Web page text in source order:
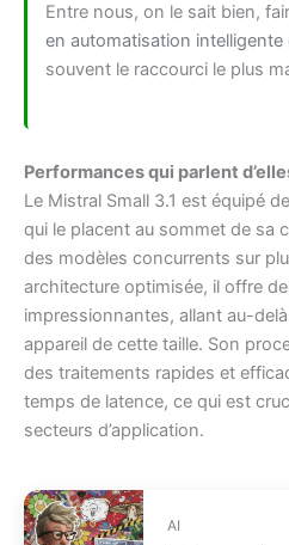
Entre nous, on le sait bien,
en automatisation intelligente
souvent le raccourci le plus
Performances qui parlent
Le Mistral Small 3.1 est équipé
qui le placent au sommet de sa
des modèles concurrents sur
architecture optimisée, il offre
impressionnantes, allant au-
appareil de cette taille. Son
des traitements rapides et
temps de latence, ce qui est
secteurs d’application.
AI